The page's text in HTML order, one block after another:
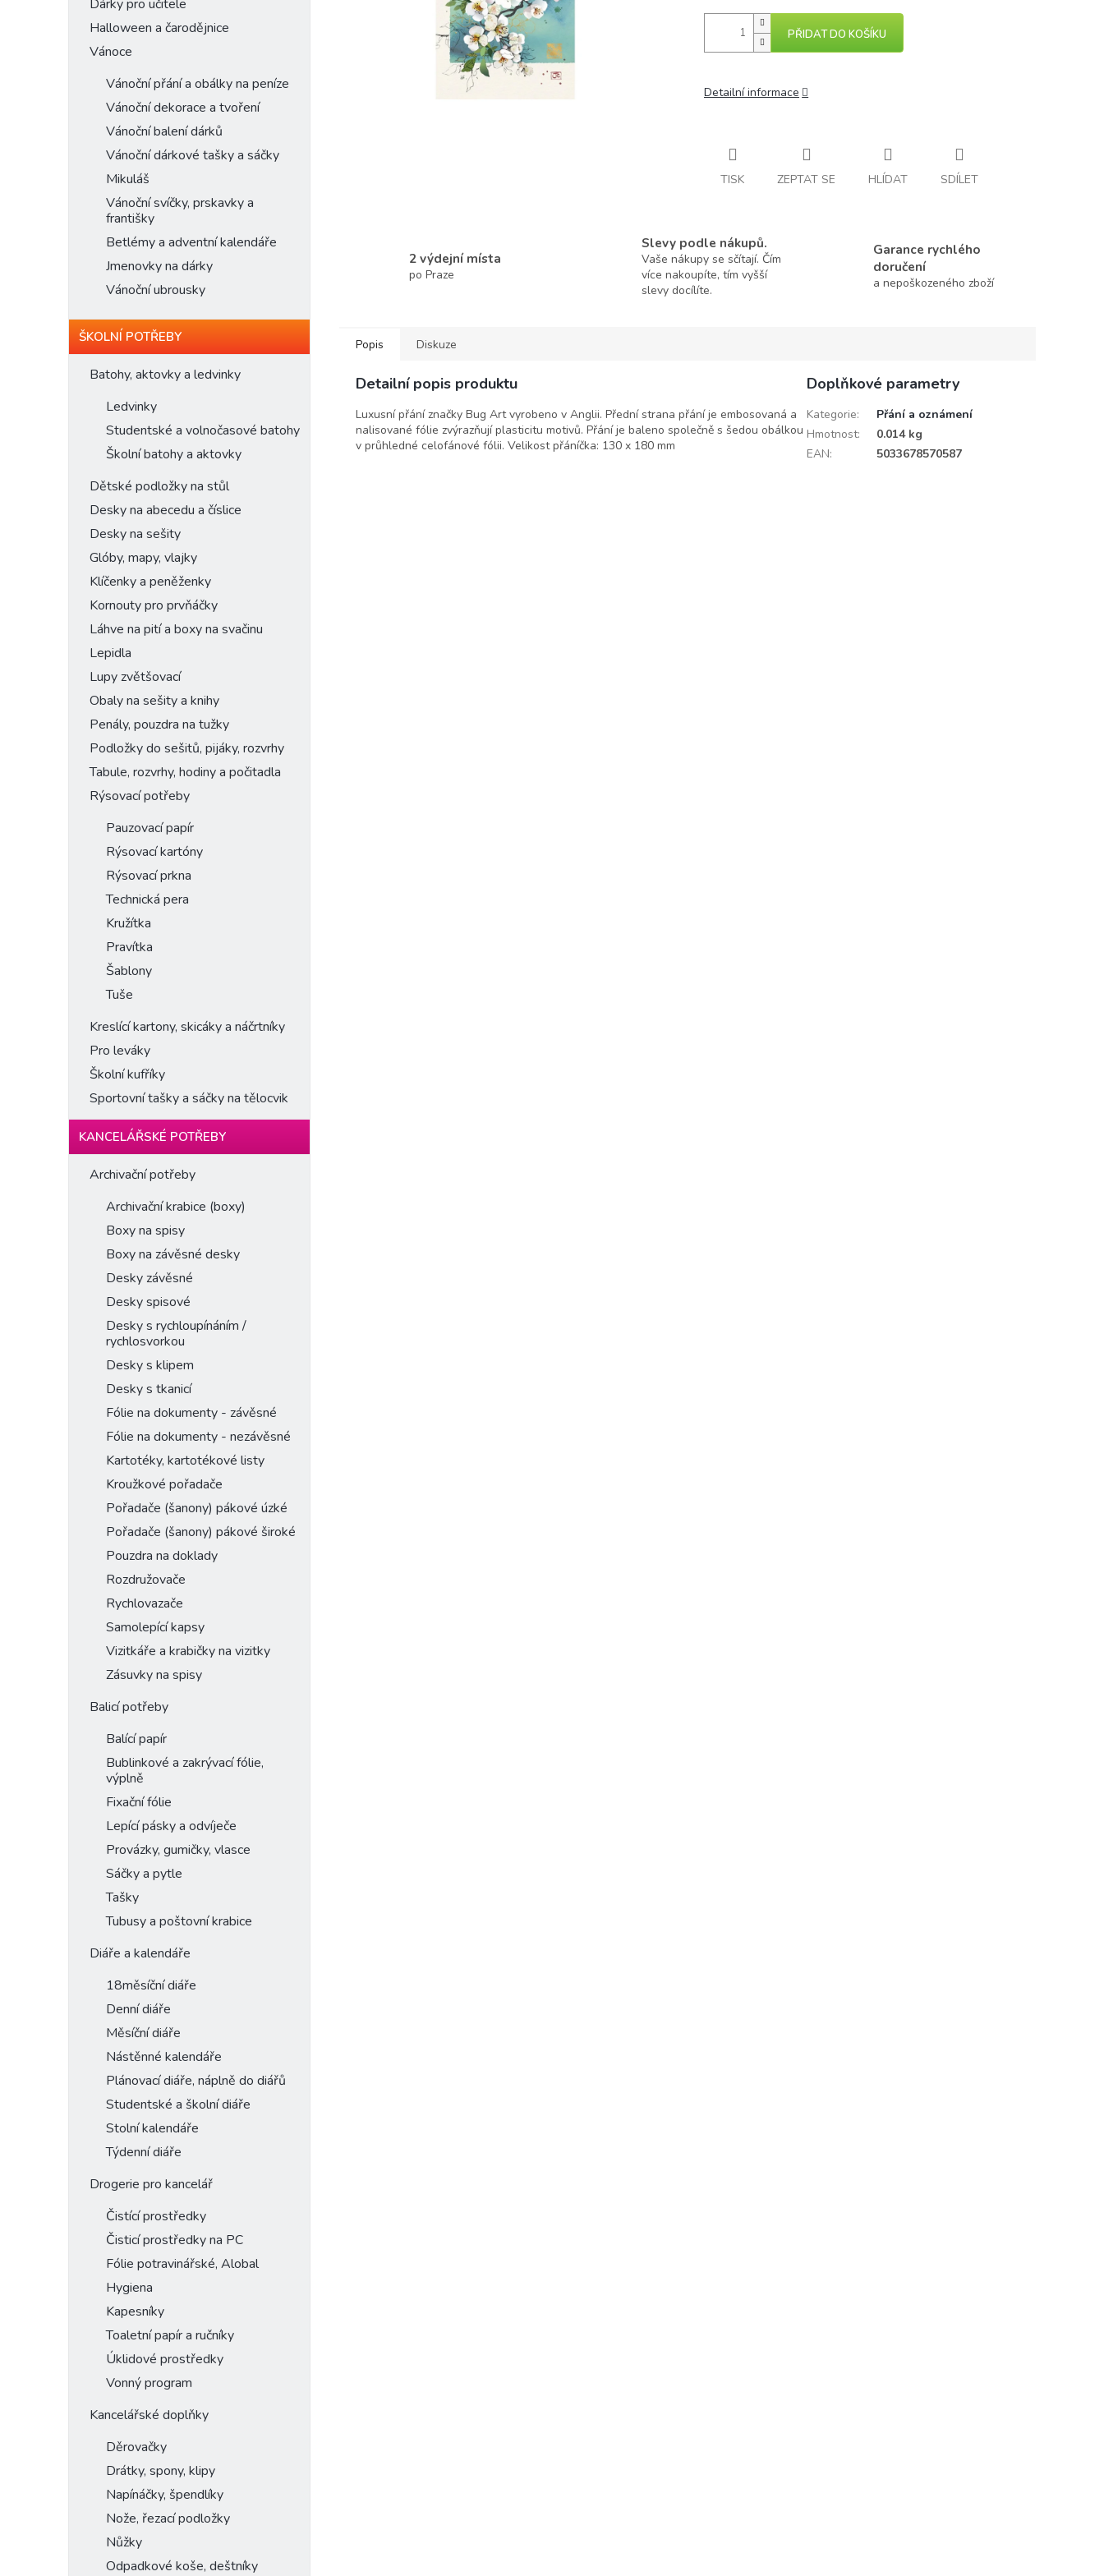
Dárky pro učitele
Halloween a čarodějnice
Vánoce
Vánoční přání a obálky na peníze
Vánoční dekorace a tvoření
Vánoční balení dárků
Vánoční dárkové tašky a sáčky
Mikuláš
Vánoční svíčky, prskavky a
františky
Betlémy a adventní kalendáře
Jmenovky na dárky
Vánoční ubrousky
ŠKOLNÍ POTŘEBY
Batohy, aktovky a ledvinky
Ledvinky
Studentské a volnočasové batohy
Školní batohy a aktovky
Dětské podložky na stůl
Desky na abecedu a číslice
Desky na sešity
Glóby, mapy, vlajky
Klíčenky a peněženky
Kornouty pro prvňáčky
Láhve na pití a boxy na svačinu
Lepidla
Lupy zvětšovací
Obaly na sešity a knihy
Penály, pouzdra na tužky
Podložky do sešitů, pijáky, rozvrhy
Tabule, rozvrhy, hodiny a počitadla
Rýsovací potřeby
Pauzovací papír
Rýsovací kartóny
Rýsovací prkna
Technická pera
Kružítka
Pravítka
Šablony
Tuše
Kreslící kartony, skicáky a náčrtníky
Pro leváky
Školní kufříky
Sportovní tašky a sáčky na tělocvik
KANCELÁŘSKÉ POTŘEBY
Archivační potřeby
Archivační krabice (boxy)
Boxy na spisy
Boxy na závěsné desky
Desky závěsné
Desky spisové
Desky s rychloupínáním /
rychlosvorkou
Desky s klipem
Desky s tkanicí
Fólie na dokumenty - závěsné
Fólie na dokumenty - nezávěsné
Kartotéky, kartotékové listy
Kroužkové pořadače
Pořadače (šanony) pákové úzké
Pořadače (šanony) pákové široké
Pouzdra na doklady
Rozdružovače
Rychlovazače
Samolepící kapsy
Vizitkáře a krabičky na vizitky
Zásuvky na spisy
Balicí potřeby
Balící papír
Bublinkové a zakrývací fólie,
výplně
Fixační fólie
Lepící pásky a odvíječe
Provázky, gumičky, vlasce
Sáčky a pytle
Tašky
Tubusy a poštovní krabice
Diáře a kalendáře
18měsíční diáře
Denní diáře
Měsíční diáře
Nástěnné kalendáře
Plánovací diáře, náplně do diářů
Studentské a školní diáře
Stolní kalendáře
Týdenní diáře
Drogerie pro kancelář
Čistící prostředky
Čisticí prostředky na PC
Fólie potravinářské, Alobal
Hygiena
Kapesníky
Toaletní papír a ručníky
Úklidové prostředky
Vonný program
Kancelářské doplňky
Děrovačky
Drátky, spony, klipy
Napínáčky, špendlíky
Nože, řezací podložky
Nůžky
Odpadkové koše, deštníky
PŘIDAT DO KOŠÍKU
Detailní informace
TISK ZEPTAT SE HLÍDAT SDÍLET
2 výdejní místa
po Praze
Slevy podle nákupů.
Vaše nákupy se sčítají. Čím
více nakoupíte, tím vyšší
slevy docílíte.
Garance rychlého
doručení
a nepoškozeného zboží
Popis Diskuze
Detailní popis produktu
Luxusní přání značky Bug Art vyrobeno v Anglii. Přední strana přání je embosovaná a
nalisované fólie zvýrazňují plasticitu motivů. Přání je baleno společně s šedou obálkou
v průhledné celofánové fólii. Velikost přáníčka: 130 x 180 mm
Doplňkové parametry
Kategorie:
Přání a oznámení
Hmotnost:
0.014 kg
EAN: 5033678570587